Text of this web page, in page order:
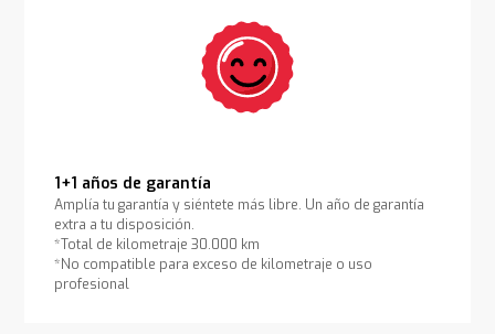
1+1 años de garantía
Amplía tu garantía y siéntete más libre. Un año de garantía
extra a tu disposición.
*Total de kilometraje 30.000 km
*No compatible para exceso de kilometraje o uso
profesional